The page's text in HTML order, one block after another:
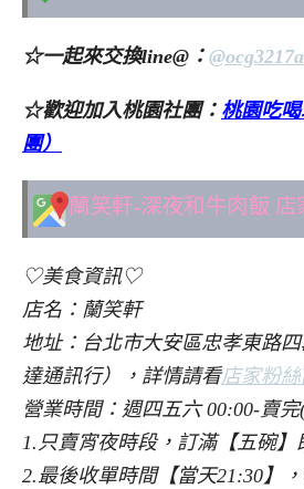
☆一起來交換line@： @ocg3217a
☆歡迎加入桃園社團： 桃園吃
團）
蘭笑軒-深夜和牛肉飯 店
♡美食資訊♡
店名：蘭笑軒
地址：台北市大安區忠孝東路
達通訊行），詳情請看店家粉
營業時間：週四五六 00:00-賣
1.只賣宵夜時段，訂滿【五碗】
2.最後收單時間【當天21:30】